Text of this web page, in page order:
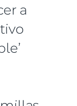
a